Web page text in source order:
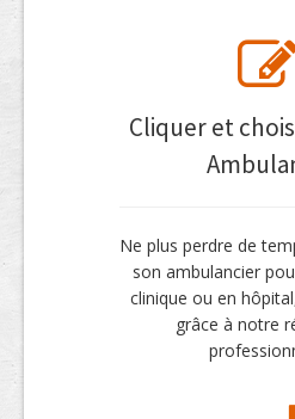
Cliquer et
Ne plus perdre de
son ambulancier
clinique ou en
grâce à notre